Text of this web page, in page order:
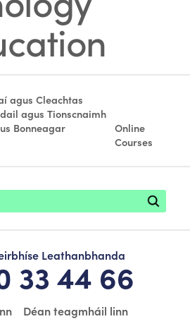
agus Cleachtas
agus Tionscnaimh
Bonneagar
Online
Courses
Leathanbhanda
33 44 66
Déan teagmháil linn